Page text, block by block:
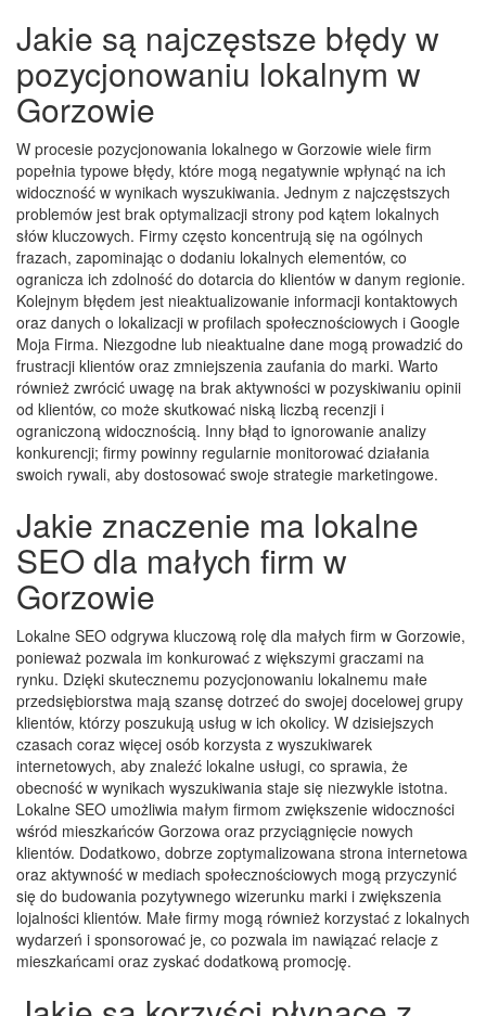
Jakie są najczęstsze błędy w
pozycjonowaniu lokalnym w
Gorzowie
W procesie pozycjonowania lokalnego w Gorzowie wiele firm
popełnia typowe błędy, które mogą negatywnie wpłynąć na ich
widoczność w wynikach wyszukiwania. Jednym z najczęstszych
problemów jest brak optymalizacji strony pod kątem lokalnych
słów kluczowych. Firmy często koncentrują się na ogólnych
frazach, zapominając o dodaniu lokalnych elementów, co
ogranicza ich zdolność do dotarcia do klientów w danym regionie.
Kolejnym błędem jest nieaktualizowanie informacji kontaktowych
oraz danych o lokalizacji w profilach społecznościowych i Google
Moja Firma. Niezgodne lub nieaktualne dane mogą prowadzić do
frustracji klientów oraz zmniejszenia zaufania do marki. Warto
również zwrócić uwagę na brak aktywności w pozyskiwaniu opinii
od klientów, co może skutkować niską liczbą recenzji i
ograniczoną widocznością. Inny błąd to ignorowanie analizy
konkurencji; firmy powinny regularnie monitorować działania
swoich rywali, aby dostosować swoje strategie marketingowe.
Jakie znaczenie ma lokalne
SEO dla małych firm w
Gorzowie
Lokalne SEO odgrywa kluczową rolę dla małych firm w Gorzowie,
ponieważ pozwala im konkurować z większymi graczami na
rynku. Dzięki skutecznemu pozycjonowaniu lokalnemu małe
przedsiębiorstwa mają szansę dotrzeć do swojej docelowej grupy
klientów, którzy poszukują usług w ich okolicy. W dzisiejszych
czasach coraz więcej osób korzysta z wyszukiwarek
internetowych, aby znaleźć lokalne usługi, co sprawia, że
obecność w wynikach wyszukiwania staje się niezwykle istotna.
Lokalne SEO umożliwia małym firmom zwiększenie widoczności
wśród mieszkańców Gorzowa oraz przyciągnięcie nowych
klientów. Dodatkowo, dobrze zoptymalizowana strona internetowa
oraz aktywność w mediach społecznościowych mogą przyczynić
się do budowania pozytywnego wizerunku marki i zwiększenia
lojalności klientów. Małe firmy mogą również korzystać z lokalnych
wydarzeń i sponsorować je, co pozwala im nawiązać relacje z
mieszkańcami oraz zyskać dodatkową promocję.